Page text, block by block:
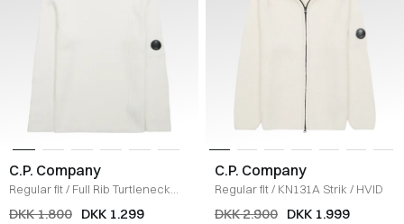
C.P. Company
Regular fit/ Full Rib Turtleneck
Knit / HVID
DKK 1.800 DKK 1.299
C.P. Company
Regular fit/ KN131A Strik / HVID
DKK 2.900 DKK 1.999